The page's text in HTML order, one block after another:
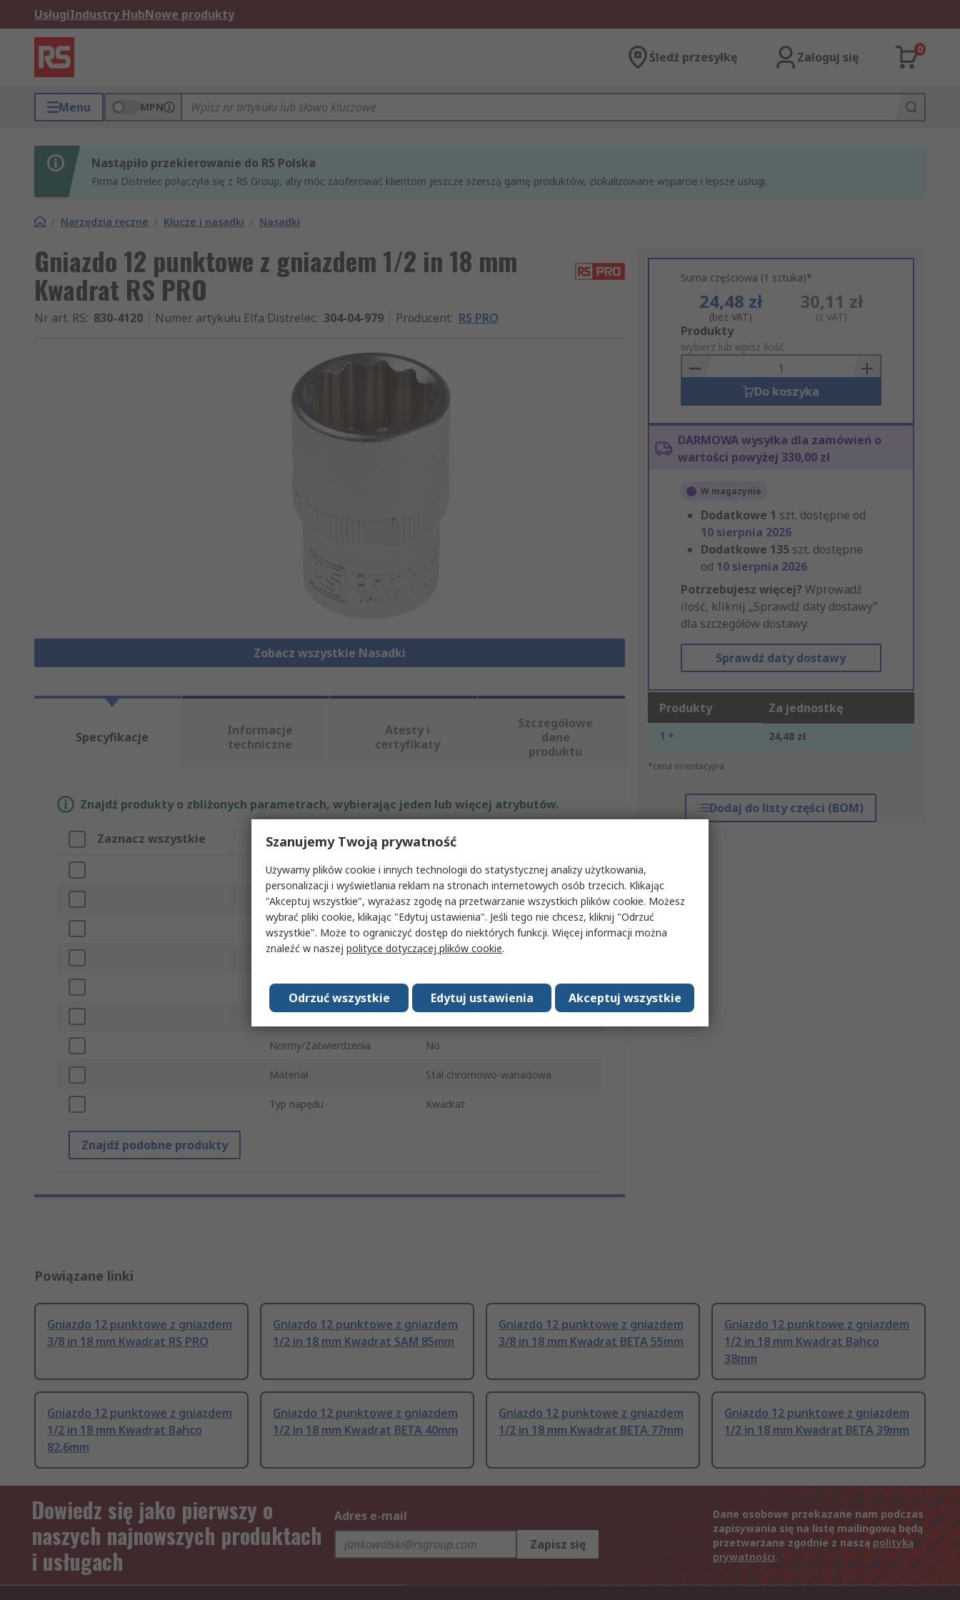
UsługiIndustry HubNowe produkty
Śledź przesyłkę Zaloguj się
0
Menu MPN
Nastąpiło przekierowanie do RS Polska
Firma Distrelec połączyła się z RS Group, aby móc zaoferować klientom jeszcze szerszą gamę produktów, zlokalizowane wsparcie i lepsze usługi.
/ Narzędzia ręczne / Klucze i nasadki / Nasadki
Gniazdo 12 punktowe z gniazdem 1/2 in 18 mm
Kwadrat RS PRO
Nr art. RS: 830-4120 Numer artykułu Elfa Distrelec: 304-04-979 Producent: RS PRO
Zobacz wszystkie Nasadki
Suma częściowa (1 sztuka)*
24,48 zł
(bez VAT)
30,11 zł
(z VAT)
Add
to
Basket
Produkty
wybierz lub wpisz ilość
Do koszyka
DARMOWA wysyłka dla zamówień o
wartości powyżej 330,00 zł
W magazynie
Dodatkowe 1 szt. dostępne od
10 sierpnia 2026
Dodatkowe 135 szt. dostępne
od 10 sierpnia 2026
Potrzebujesz więcej? Wprowadź
ilość, kliknij „Sprawdź daty dostawy”
dla szczegółów dostawy.
Sprawdź daty dostawy
Produkty Za jednostkę
1 + 24,48 zł
*cena orientacyjna
Dodaj do listy części (BOM)
Specyfikacje
Informacje
techniczne
Atesty i
certyfikaty
Szczegółowe
dane
produktu
Znajdź produkty o zbliżonych parametrach, wybierając jeden lub więcej atrybutów.
Zaznacz wszystkie Atrybut Wartość
Marka RS PRO
Rozmiar gniazda 18 mm
Typ produktu Gniazdo
Rozmiar napędu 1/2 in
Typ gniazda 12 punktowe
Wykończenie Piaskowany
Normy/Zatwierdzenia No
Materiał Stal chromowo-wanadowa
Typ napędu Kwadrat
Znajdź podobne produkty
Powiązane linki
Gniazdo 12 punktowe z gniazdem
3/8 in 18 mm Kwadrat RS PRO
Gniazdo 12 punktowe z gniazdem
1/2 in 18 mm Kwadrat SAM 85mm
Gniazdo 12 punktowe z gniazdem
3/8 in 18 mm Kwadrat BETA 55mm
Gniazdo 12 punktowe z gniazdem
1/2 in 18 mm Kwadrat Bahco
38mm
Gniazdo 12 punktowe z gniazdem
1/2 in 18 mm Kwadrat Bahco
82.6mm
Gniazdo 12 punktowe z gniazdem
1/2 in 18 mm Kwadrat BETA 40mm
Gniazdo 12 punktowe z gniazdem
1/2 in 18 mm Kwadrat BETA 77mm
Gniazdo 12 punktowe z gniazdem
1/2 in 18 mm Kwadrat BETA 39mm
Dowiedz się jako pierwszy o
naszych najnowszych produktach
i usługach
Adres e-mail
Zapisz się
Dane osobowe przekazane nam podczas
zapisywania się na listę mailingową będą
przetwarzane zgodnie z naszą polityką
prywatności.
Szanujemy Twoją prywatność
Używamy plików cookie i innych technologii do statystycznej analizy użytkowania,
personalizacji i wyświetlania reklam na stronach internetowych osób trzecich. Klikając
"Akceptuj wszystkie", wyrażasz zgodę na przetwarzanie wszystkich plików cookie. Możesz
wybrać pliki cookie, klikając "Edytuj ustawienia". Jeśli tego nie chcesz, kliknij "Odrzuć
wszystkie". Może to ograniczyć dostęp do niektórych funkcji. Więcej informacji można
znaleźć w naszej polityce dotyczącej plików cookie.
Akceptuj wszystkie
Edytuj ustawienia
Odrzuć wszystkie